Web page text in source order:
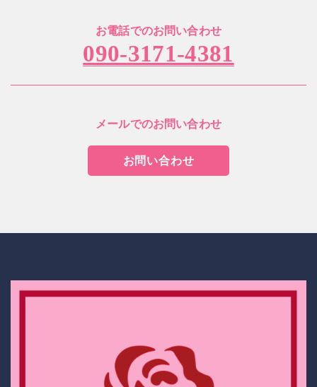
お電話でのお問い合わせ
090-3171-4381
メールでのお問い合わせ
お問い合わせ